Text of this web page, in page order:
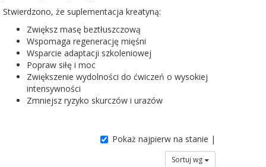
Stwierdzono, że suplementacja kreatyną:
Zwiększ masę beztłuszczową
Wspomaga regenerację mięśni
Wsparcie adaptacji szkoleniowej
Popraw siłę i moc
Zwiększenie wydolności do ćwiczeń o wysokiej
intensywności
Zmniejsz ryzyko skurczów i urazów
Pokaż najpierw na stanie |
Sortuj wg